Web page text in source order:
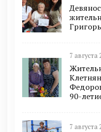
7 августа
90-
7 августа